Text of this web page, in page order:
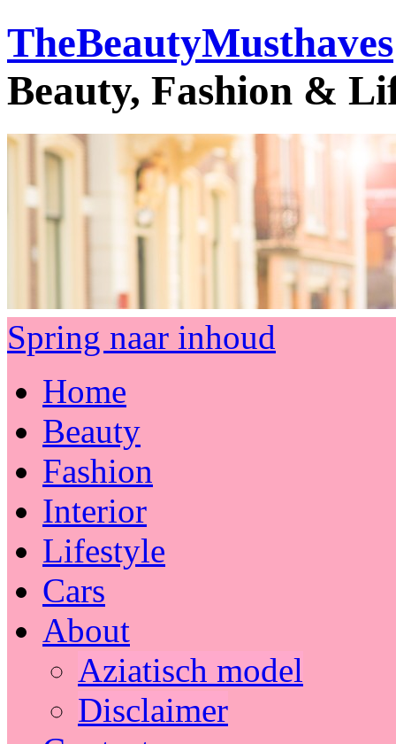
TheBeautyMusthaves
Beauty, Fashion &
Spring naar inhoud
Home
Beauty
Fashion
Interior
Lifestyle
Cars
About
Aziatisch model
Disclaimer